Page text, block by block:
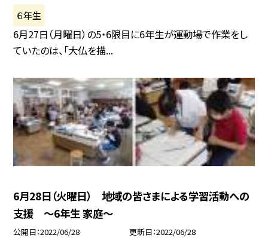
６年生
6月27日（月曜日）の5・6限目に6年生が運動場で作業をし
ていたのは、「大仏を描...
6月28日（火曜日） 地域の皆さまによる学習活動への
支援 〜6年生 家庭〜
公開日 2022/06/28 更新日 2022/06/28